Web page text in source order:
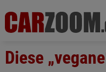
Diese